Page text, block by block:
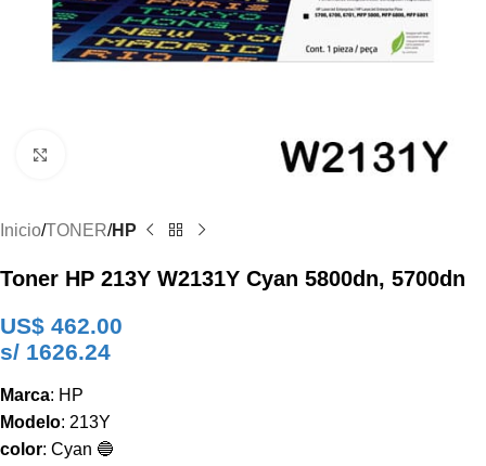
Inicio TONER HP
Toner HP 213Y W2131Y Cyan 5800dn, 5700dn
US$ 462.00
s/ 1626.24
Marca: HP
Modelo: 213Y
color: Cyan 🔵